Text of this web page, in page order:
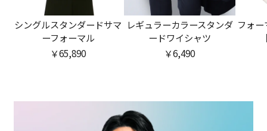
シングルスタンダードサマ
ーフォーマル
￥65,890
レギュラーカラースタンダ
ードワイシャツ
￥6,490
フォ